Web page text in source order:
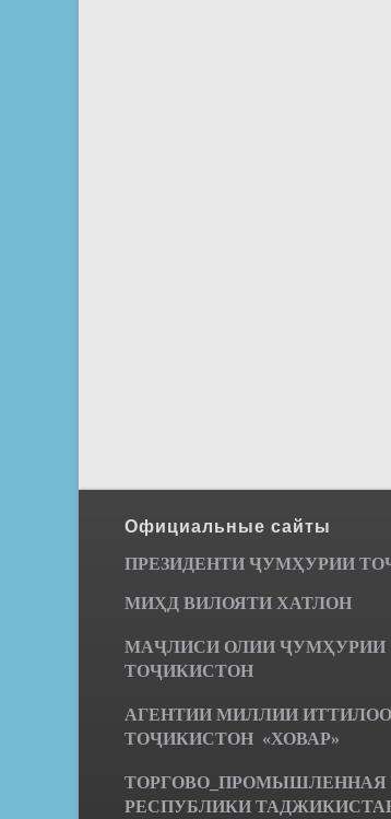
Официальные сайты
ПРЕЗИДЕНТИ ҶУМҲУРИИ ТО
МИҲД ВИЛОЯТИ ХАТЛОН
МАҶЛИСИ ОЛИИ ҶУМҲУРИИ
ТОҶИКИСТОН
АГЕНТИИ МИЛЛИИ
ТОҶИКИСТОН «ХОВАР»
ТОРГОВО_ПРОМЫШЛЕННАЯ
РЕСПУБЛИКИ